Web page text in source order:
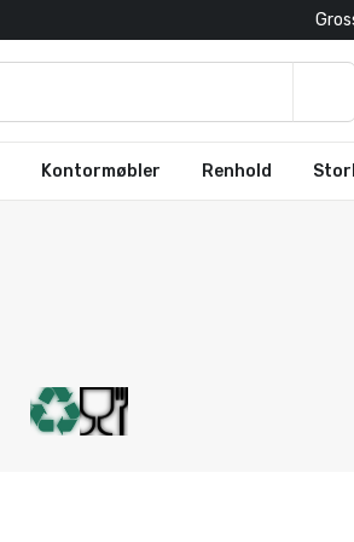
Kontormøbler Renhold